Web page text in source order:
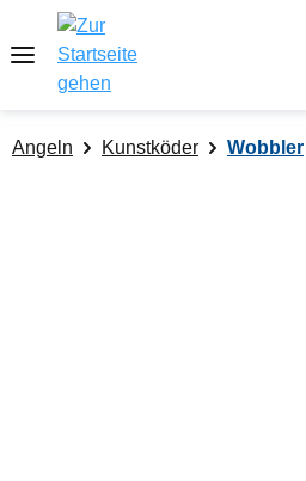
springen
Angeln Kunstköder Wobbler